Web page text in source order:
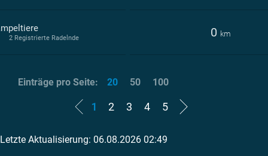
0 km
2 Registrierte Radelnde
1 2 3 4 5
Letzte Aktualisierung: 06.08.2026 02:49
Einträge pro Seite: 20 50 100